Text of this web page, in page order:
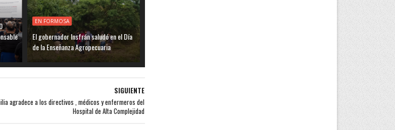
EN FORMOSA
El gobernador Insfrán saludó en el Día
de la Enseñanza Agropecuaria
SIGUIENTE
agradece a los directivos , médicos y enfermeros del
Hospital de Alta Complejidad